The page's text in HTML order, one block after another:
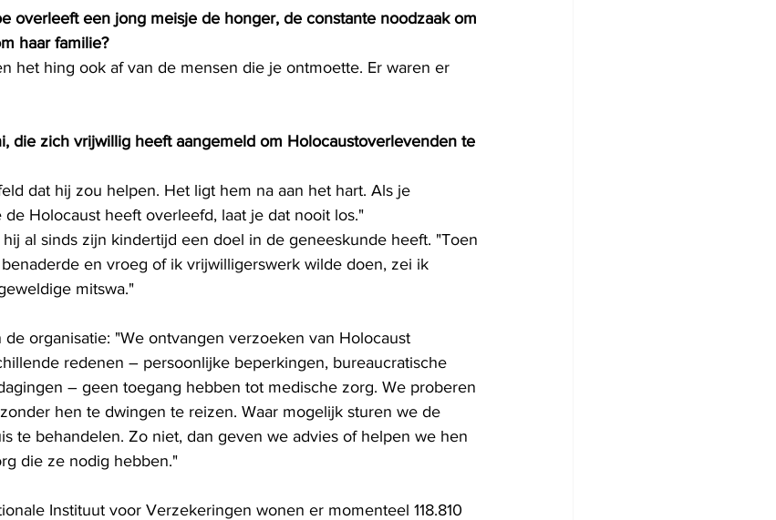
overleeft een jong meisje de honger, de constante noodzaak om
haar familie?
die zich vrijwillig heeft aangemeld om Holocaustoverlevenden te
Holocaust heeft overleefd, laat je dat nooit los."
al sinds zijn kindertijd een doel in de geneeskunde heeft. "Toen
en vroeg of ik vrijwilligerswerk wilde doen, zei ik
mitswa."
organisatie: "We ontvangen verzoeken van Holocaust
redenen – persoonlijke beperkingen, bureaucratische
– geen toegang hebben tot medische zorg. We proberen
hen te dwingen te reizen. Waar mogelijk sturen we de
te behandelen. Zo niet, dan geven we advies of helpen we hen
die ze nodig hebben."
Instituut voor Verzekeringen wonen er momenteel 118.810